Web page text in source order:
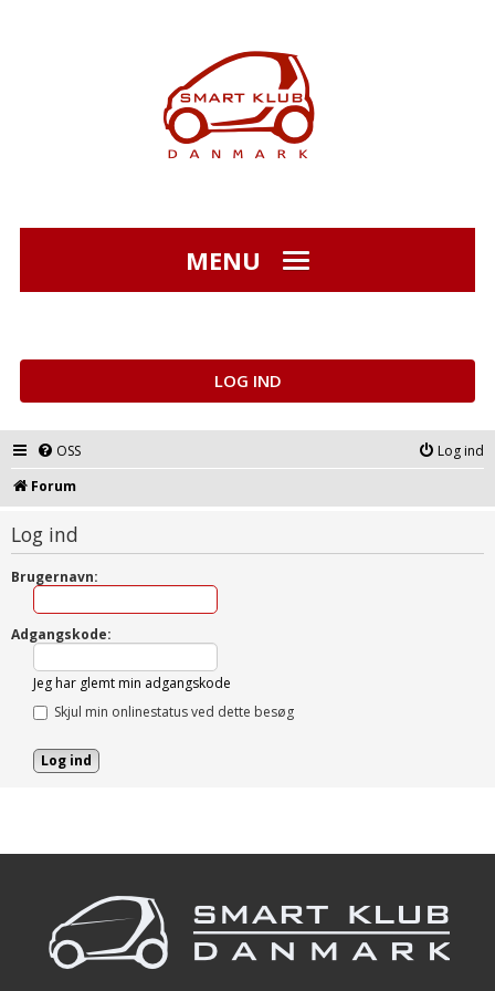
MENU
LOG IND
OSS
Log ind
Forum
Log ind
Brugernavn:
Adgangskode:
Jeg har glemt min adgangskode
Skjul min onlinestatus ved dette besøg